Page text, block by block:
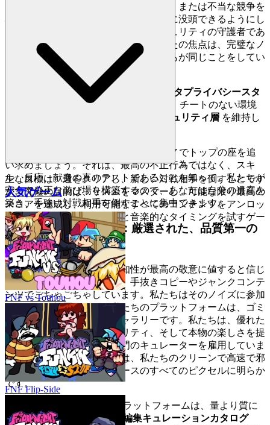
感を提供し、データ侵害、マルウェア、または不当な競争を
心配することなく、チャレンジに完全に没頭できるようにし
ます。私たちはあなたのデジタルセキュリティの守護者であ
り、誠実さのチャンピオンです。あなたの焦点は、完璧なノ
ートをヒットすることにあり、他の誰もが同じことをしてい
ることを知っています。
機能による証明： 私たちは
厳格なデータプライバシースタ
(不必要な追跡なし) を実施し、チートのない環境
積極的な機械学習支援セキュリティ層 を維持し
FNF Week 7でトップの座を追
い求めましょう。それは、最高の不正行為ではなく、スキ
ル、反応、献身の真のテストであることを知って。私たちが
安全で公正な遊び場を構築するので、あなたは自分の遺産を
築き、手強い対戦相手を倒すことに集中できます。
4. プレイヤーへの敬意：厳選された、品質第一の
世界
私たちは、あなたの時間と知性が最高の敬意に値すると信じ
ています。現代のウェブは、手抜きコピーやジャンクコンテ
ンツでごちゃごちゃしています。私たちはそのノイズに参加
することを拒否します。私たちのプラットフォームは、ゴミ
捨て場ではなく、アートギャラリーです。私たちは、優れた
ポリッシュ、リプレイアビリティ、そして本物の楽しさを提
供するゲームを厳選する専門のキュレーターを雇用していま
す。この品質へのこだわりは、私たちのクリーンで高速で邪
魔にならないインターフェースのすべてのピクセルに明らか
です。
当社のプラットフォームは、量より質に
焦点を当てた
専門家主導の編集キュレーションカタログ
主な目標は、週をクリアし、新しい対戦相手を倒すことです
が、究極の目的は、リズムをマスターし、可能な限り最高の
スコアを達成し、利用可能なすべてのコンテンツをアンロッ
クすることです。反応速度と音楽的なタイミングを試すゲー
ムです！
人気ゲーム
FNF vs Touhou
FNF Flip-Side